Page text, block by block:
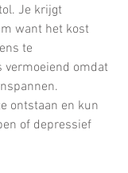
Je krijgt
want het kost
te
vermoeiend omdat
ontstaan en kun
of depressief